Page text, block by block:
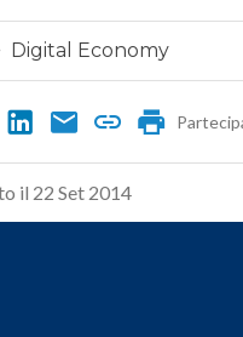
Digital Economy
il 22 Set 2014